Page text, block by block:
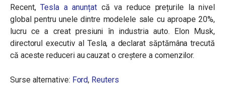
Recent,Tesla a anunțat că va reduce prețurile la nivel
global pentru unele dintre modelele sale cu aproape 20%,
lucru ce a creat presiuni în industria auto. Elon Musk,
directorul executiv al Tesla, a declarat săptămâna trecută
că aceste reduceri au cauzat o creștere a comenzilor.
Surse alternative: Ford, Reuters